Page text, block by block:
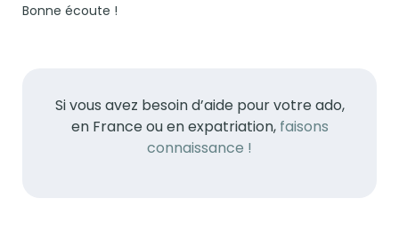
Bonne écoute !
Si vous avez besoin d’aide pour votre ado,
en France ou en expatriation, faisons
connaissance !